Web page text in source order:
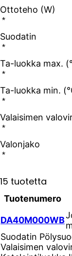
Ottoteho (W)
Suodatin
Ta-luokka max.
Ta-luokka min.
Valaisimen
Valonjako
15 tuotetta
Tuotenumero
DA40M000WB
Suodatin
Valaisimen